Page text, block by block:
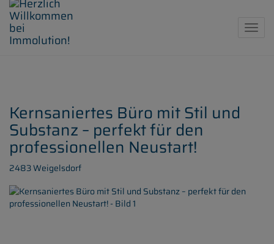
Kernsaniertes Büro mit Stil und
Substanz – perfekt für den
professionellen Neustart!
2483 Weigelsdorf